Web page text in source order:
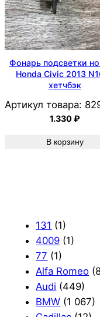
Фонарь подсветки
Honda Civic 2013
хетчбэк
Артикул товара:
1.330₽
В корзину
131 (1)
4009 (1)
77 (1)
Alfa Romeo
Audi (449)
BMW (1 067)